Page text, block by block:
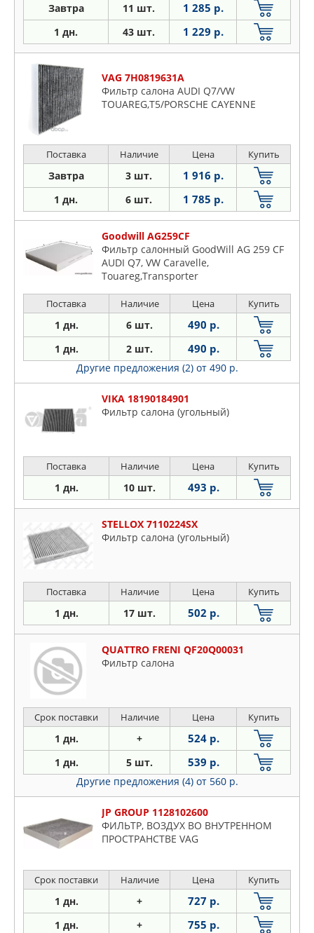
Завтра 11 шт. 1 285 р.
1 дн. 43 шт. 1 229 р.
VAG 7H0819631A
Фильтр салона AUDI Q7/VW
TOUAREG,T5/PORSCHE CAYENNE
Поставка Наличие Цена Купить
Завтра 3 шт. 1 916 р.
1 дн. 6 шт. 1 785 р.
Goodwill AG259CF
Фильтр салонный GoodWill AG 259 CF
AUDI Q7, VW Caravelle,
Touareg,Transporter
Поставка Наличие Цена Купить
1 дн. 6 шт. 490 р.
1 дн. 2 шт. 490 р.
Другие предложения (2) от 490 р.
VIKA 18190184901
Фильтр салона (угольный)
Поставка Наличие Цена Купить
1 дн. 10 шт. 493 р.
STELLOX 7110224SX
Фильтр салона (угольный)
Поставка Наличие Цена Купить
1 дн. 17 шт. 502 р.
QUATTRO FRENI QF20Q00031
Фильтр салона
Срок поставки Наличие Цена Купить
1 дн. + 524 р.
1 дн. 5 шт. 539 р.
Другие предложения (4) от 560 р.
JP GROUP 1128102600
ФИЛЬТР, ВОЗДУХ ВО ВНУТРЕННОМ
ПРОСТРАНСТВЕ VAG
Срок поставки Наличие Цена Купить
1 дн. + 727 р.
1 дн. + 755 р.